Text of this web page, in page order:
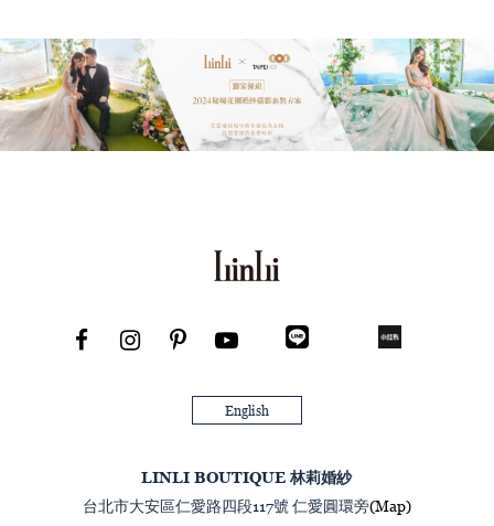
English
LINLI BOUTIQUE 林莉婚紗
台北市大安區仁愛路四段117號 仁愛圓環旁(Map)